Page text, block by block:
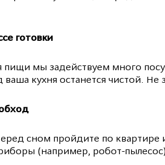
готовки
пищи мы задействуем много
кухня останется чистой.
сном пройдите по квартире
(например, робот-